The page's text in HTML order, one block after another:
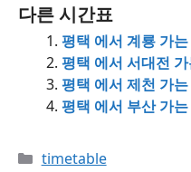
다른 시간표
평택 에서 계룡 가
평택 에서 서대전
평택 에서 제천 가
평택 에서 부산 가
Categories
timetable